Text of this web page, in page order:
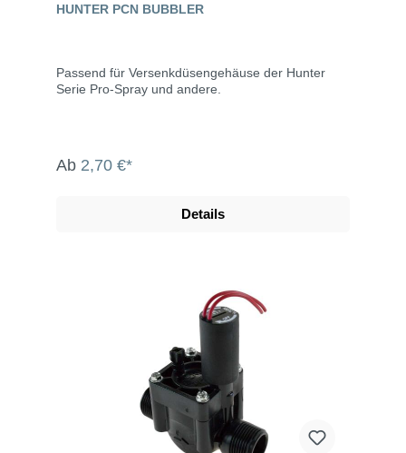
HUNTER PCN BUBBLER
Passend für Versenkdüsengehäuse der Hunter
Serie Pro-Spray und andere.
Ab 2,70 €*
Details